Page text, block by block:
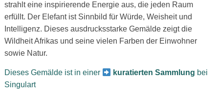
strahlt eine inspirierende Energie aus, die jeden Raum
erfüllt. Der Elefant ist Sinnbild für Würde, Weisheit und
Intelligenz. Dieses ausdrucksstarke Gemälde zeigt die
Wildheit Afrikas und seine vielen Farben der Einwohner
sowie Natur.
Dieses Gemälde ist in einer kuratierten Sammlung bei
Singulart